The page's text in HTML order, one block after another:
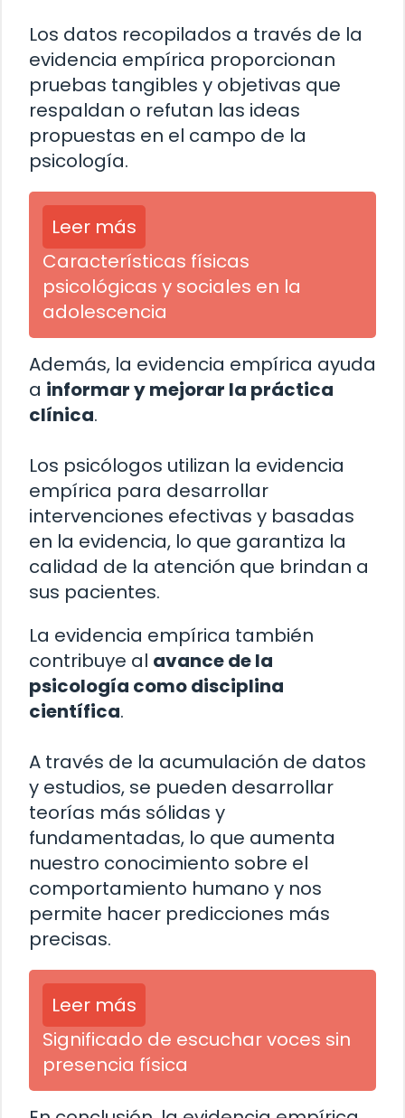
Los datos recopilados a través de la
evidencia empírica proporcionan
pruebas tangibles y objetivas que
respaldan o refutan las ideas
propuestas en el campo de la
psicología.
Leer más
Características físicas
psicológicas y sociales en la
adolescencia
Además, la evidencia empírica ayuda
a informar y mejorar la práctica
clínica.
Los psicólogos utilizan la evidencia
empírica para desarrollar
intervenciones efectivas y basadas
en la evidencia, lo que garantiza la
calidad de la atención que brindan a
sus pacientes.
La evidencia empírica también
contribuye al avance de la
psicología como disciplina
científica.
A través de la acumulación de datos
y estudios, se pueden desarrollar
teorías más sólidas y
fundamentadas, lo que aumenta
nuestro conocimiento sobre el
comportamiento humano y nos
permite hacer predicciones más
precisas.
Leer más
Significado de escuchar voces sin
presencia física